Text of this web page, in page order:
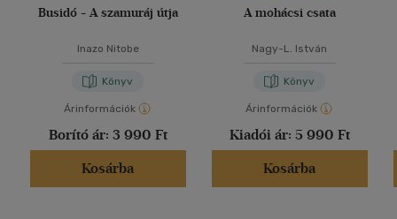
Busidó - A szamuráj útja
Inazo Nitobe
Könyv
Árinformációk
Borító ár: 3 990 Ft
Kosárba
A mohácsi csata
Nagy-L. István
Könyv
Árinformációk
Kiadói ár: 5 990 Ft
Kosárba